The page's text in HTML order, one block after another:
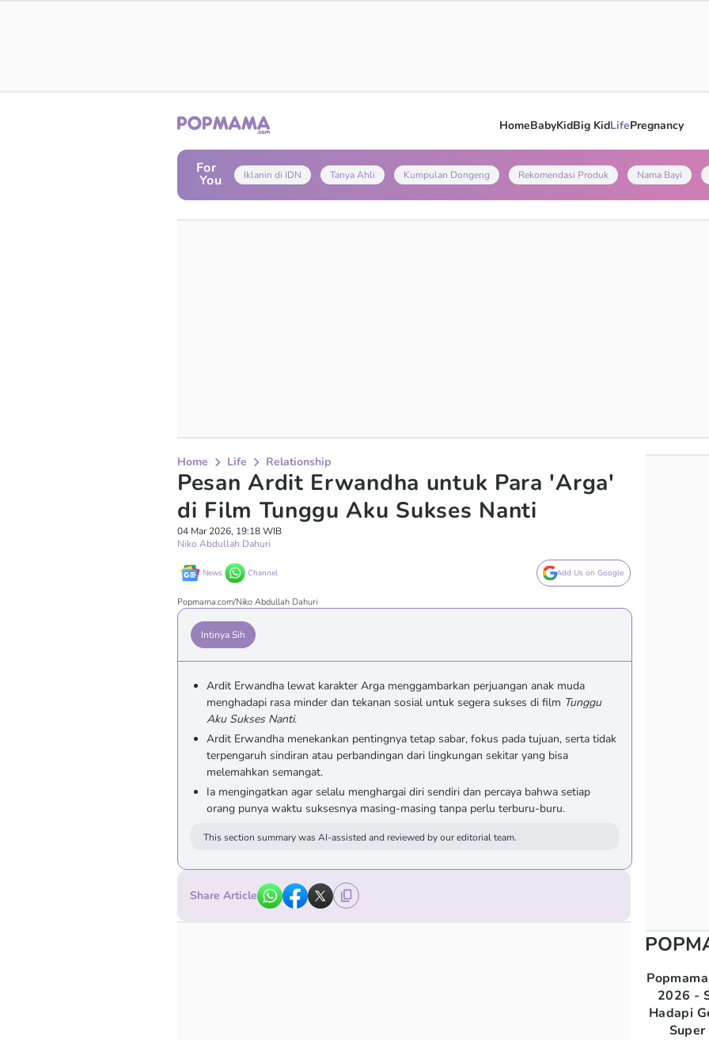
HomeBabyKidBig KidLifePregnancy
For
You Iklanin di IDN Tanya Ahli Kumpulan Dongeng Rekomendasi Produk Nama Bayi
Home Life Relationship
Pesan Ardit Erwandha untuk Para 'Arga'
di Film Tunggu Aku Sukses Nanti
04 Mar 2026, 19:18 WIB
Niko Abdullah Dahuri
News Channel Add Us on Google
Popmama.com/Niko Abdullah Dahuri
Intinya Sih
Ardit Erwandha lewat karakter Arga menggambarkan perjuangan anak muda
menghadapi rasa minder dan tekanan sosial untuk segera sukses di film Tunggu
Aku Sukses Nanti.
Ardit Erwandha menekankan pentingnya tetap sabar, fokus pada tujuan, serta tidak
terpengaruh sindiran atau perbandingan dari lingkungan sekitar yang bisa
melemahkan semangat.
Ia mengingatkan agar selalu menghargai diri sendiri dan percaya bahwa setiap
orang punya waktu suksesnya masing-masing tanpa perlu terburu-buru.
This section summary was AI-assisted and reviewed by our editorial team.
Share Article
2026 -
Hadapi